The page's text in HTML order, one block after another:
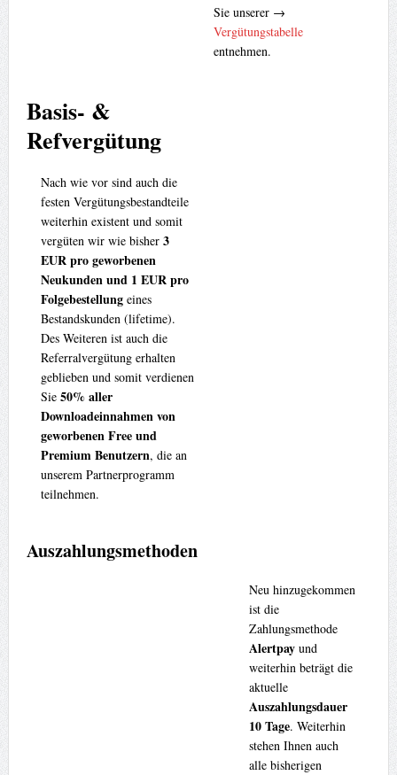
Sie unserer →
Vergütungstabelle
entnehmen.
Basis- &
Refvergütung
Nach wie vor sind auch die
festen Vergütungsbestandteile
weiterhin existent und somit
vergüten wir wie bisher 3
EUR pro geworbenen
Neukunden und 1 EUR pro
Folgebestellungeines
Bestandskunden (lifetime).
Des Weiteren ist auch die
Referralvergütung erhalten
geblieben und somit verdienen
Sie 50% aller
Downloadeinnahmen von
geworbenen Free und
Premium Benutzern, die an
unserem Partnerprogramm
teilnehmen.
Auszahlungsmethoden
Neu hinzugekommen
ist die
Zahlungsmethode
Alertpayund
weiterhin beträgt die
aktuelle
Auszahlungsdauer
10 Tage. Weiterhin
stehen Ihnen auch
alle bisherigen